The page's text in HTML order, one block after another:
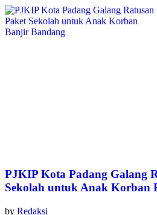
PJKIP Kota Padang Galang
Sekolah untuk Anak Korban
by Redaksi